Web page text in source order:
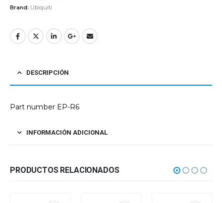
Brand: Ubiquiti
DESCRIPCIÓN
Part number EP-R6
INFORMACIÓN ADICIONAL
PRODUCTOS RELACIONADOS